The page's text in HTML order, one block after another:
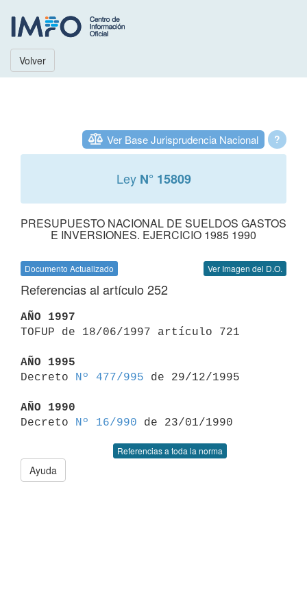
Volver
?
Ver Base Jurisprudencia Nacional
Ley N° 15809
PRESUPUESTO NACIONAL DE SUELDOS GASTOS
E INVERSIONES. EJERCICIO 1985 1990
Documento Actualizado Ver Imagen del D.O.
Referencias al artículo 252
AÑO 1997
TOFUP de 18/06/1997 artículo 721
AÑO 1995
Decreto
Nº 477/995 de 29/12/1995
AÑO 1990
Decreto
Nº 16/990
Referencias a toda la norma
Ayuda